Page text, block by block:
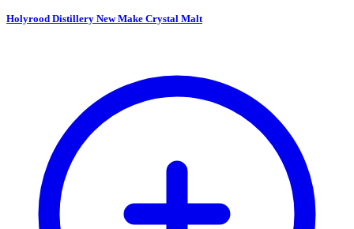
Holyrood Distillery New Make Crystal Malt